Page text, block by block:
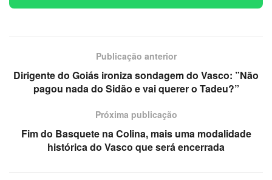
Publicação anterior
Dirigente do Goiás ironiza sondagem do Vasco: ”Não
pagou nada do Sidão e vai querer o Tadeu?”
Próxima publicação
Fim do Basquete na Colina, mais uma modalidade
histórica do Vasco que será encerrada